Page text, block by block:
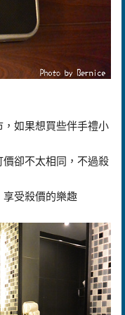
如果想買些伴手禮小
卻不太相同，不過殺
享受殺價的樂趣